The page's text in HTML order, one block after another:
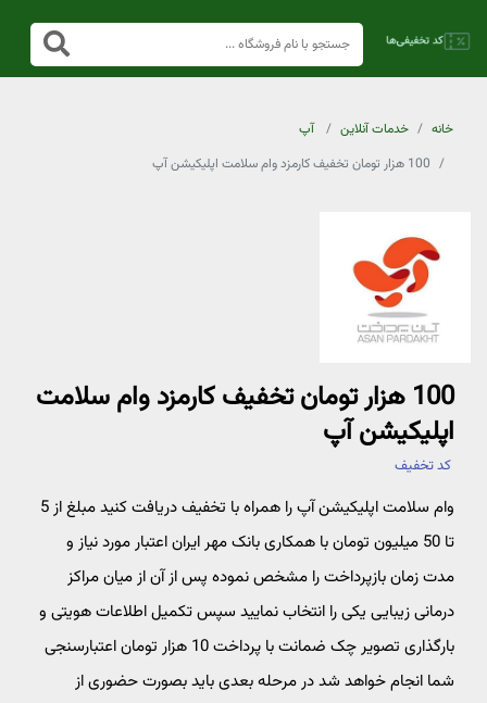
خانه خدمات آنلاین
آپ
100 هزار تومان تخفیف کارمزد وام سلامت اپلیکیشن آپ
100 هزار تومان تخفیف کارمزد وام سلامت
اپلیکیشن آپ
کد تخفیف
وام سلامت اپلیکیشن آپ را همراه با تخفیف دریافت کنید مبلغ از 5
تا 50 میلیون تومان با همکاری بانک مهر ایران اعتبار مورد نیاز و
مدت زمان بازپرداخت را مشخص نموده پس از آن از میان مراکز
درمانی زیبایی یکی را انتخاب نمایید سپس تکمیل اطلاعات هویتی و
بارگذاری تصویر چک ضمانت با پرداخت 10 هزار تومان اعتبارسنجی
شما انجام خواهد شد در مرحله بعدی باید بصورت حضوری از